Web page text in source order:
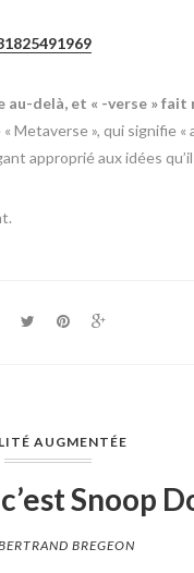
au-delà, et « -verse » fait
», qui signifie «
approprié aux idées
AUGMENTÉE
Snoop
BREGEON